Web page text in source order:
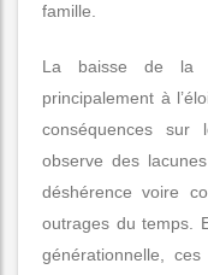
famille.
La baisse de la
principalement à
conséquences
observe des
déshérence voire
outrages du temps.
générationnelle,